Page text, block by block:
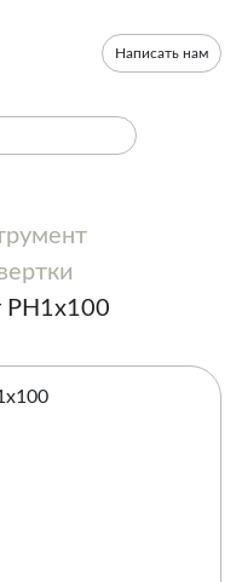
Написать нам
PH1х100